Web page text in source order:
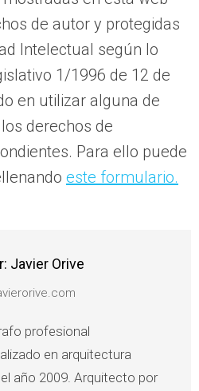
de autor y protegidas
Intelectual según lo
1/1996 de 12 de
en utilizar alguna de
derechos de
Para ello puede
este formulario.
Javier Orive
profesional
en arquitectura
año 2009. Arquitecto por